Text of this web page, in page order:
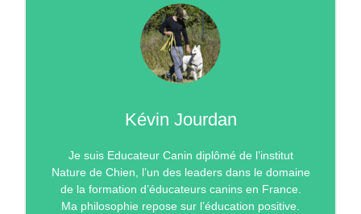
Kévin Jourdan
Je suis Educateur Canin diplômé de l’institut
Nature de Chien, l’un des leaders dans le domaine
de la formation d’éducateurs canins en France.
Ma philosophie repose sur l’éducation positive.